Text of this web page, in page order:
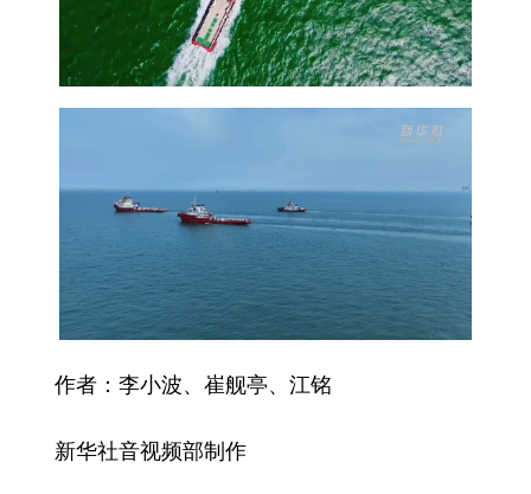
作者：李小波、崔舰亭、江铭
新华社音视频部制作